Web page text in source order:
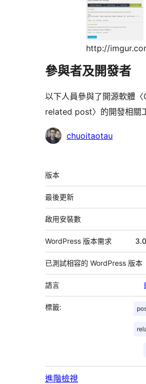
http://
參與者及開發者
以下人員參與了開源軟體〈
related post〉的開發相關
參
chuoitaotau
中
繼
資
料
版本
最後更新
啟用安裝數
WordPress 版本需求
已測試相容的 WordPress 版本
語言
標籤:
進階檢視